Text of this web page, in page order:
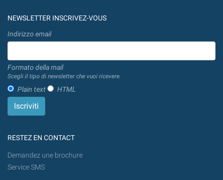
NEWSLETTER INSCRIVEZ-VOUS
Indirizzo email
Formato della mail
Scegli il tipo di newsletter che vuoi ricevere.
Plain text HTML
RESTEZ EN CONTACT
Demandez une brochure
Service SMS